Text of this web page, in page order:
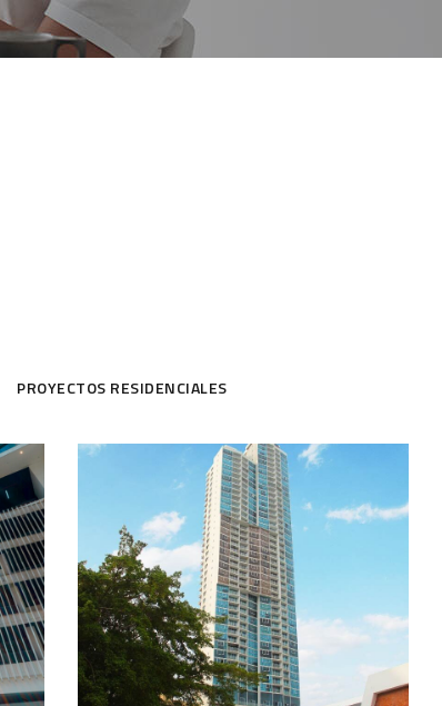
PROYECTOS RESIDENCIALES
Serenity at the Bay
PROYECTOS RESIDENCIALES